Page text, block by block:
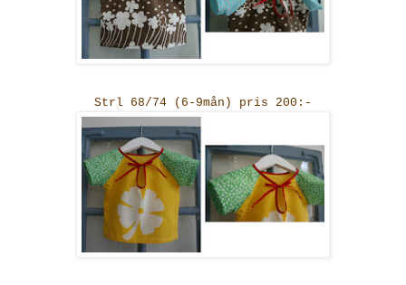
Strl 68/74 (6-9mån) pris 200:-